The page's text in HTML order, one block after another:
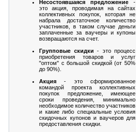
Несостоявшаяся предложение -
это акция, проводимая на сайтах
коллективных покупок, которая не
набрала достаточное количество
участников, в таком случае деньги
заплаченные за ваучеры и купоны
возвращаются на счет.
Групповые скидки - это процесс
приобретения товаров и услуг
"оптом" с большой скидкой (от 50%
до 90%).
Акция - это сформированное
командой проекта коллективных
покупок предложение, имеющее
сроки проведения, минимально
необходимое количество участников
и какие либо специальные условия
скидочных купонов и ваучеров для
предоставления скидки.